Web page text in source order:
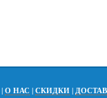
| О НАС | СКИДКИ |